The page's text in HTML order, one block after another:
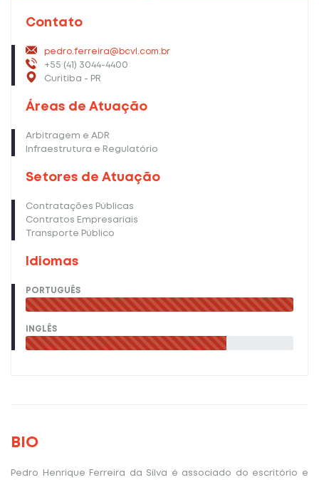
Contato
pedro.ferreira@bcvl.com.br
+55 (41) 3044-4400
Curitiba - PR
Áreas de Atuação
Arbitragem e ADR
Infraestrutura e Regulatório
Setores de Atuação
Contratações Públicas
Contratos Empresariais
Transporte Público
Idiomas
PORTUGUÊS
INGLÊS
BIO
Pedro Henrique Ferreira da Silva é associado do escritório e